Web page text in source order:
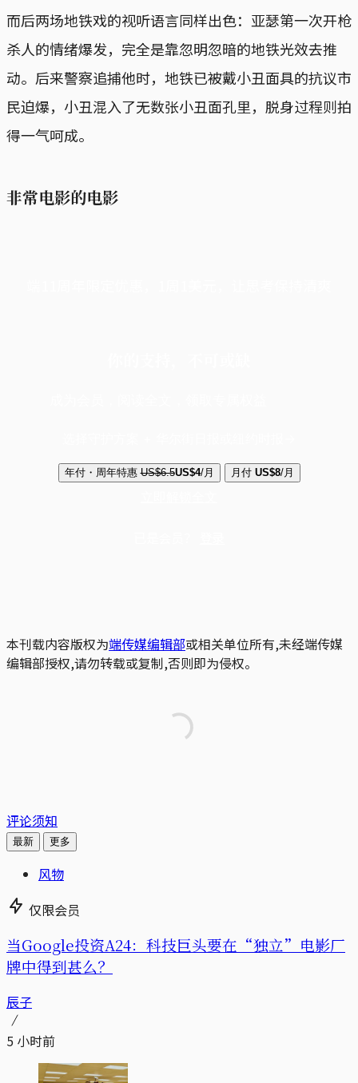
而后两场地铁戏的视听语言同样出色：亚瑟第一次开枪
杀人的情绪爆发，完全是靠忽明忽暗的地铁光效去推
动。后来警察追捕他时，地铁已被戴小丑面具的抗议市
民迫爆，小丑混入了无数张小丑面孔里，脱身过程则拍
得一气呵成。
非常电影的电影
年付・周年特惠 US$6.5US$4/月 月付 US$8/月
本刊载内容版权为端传媒编辑部或相关单位所有,未经端传媒
编辑部授权,请勿转载或复制,否则即为侵权。
评论须知
最新 更多
风物
仅限会员
当Google投资A24：科技巨头要在“独立”电影厂
牌中得到甚么？
辰子
5 小时前